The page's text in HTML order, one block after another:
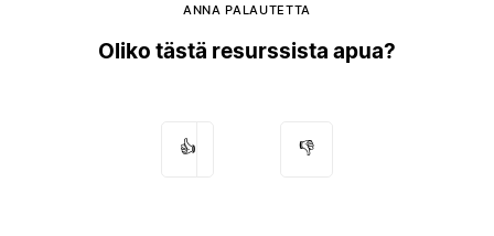
ANNA PALAUTETTA
Oliko tästä resurssista apua?
👍 👎